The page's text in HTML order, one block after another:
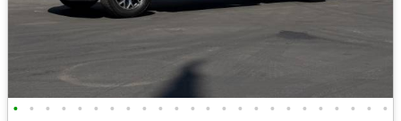
• • • • • • • • • • • • • • • • • • • • • • • •